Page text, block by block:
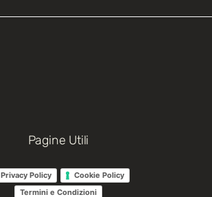
Pagine Utili
Privacy Policy
Cookie Policy
Termini e Condizioni